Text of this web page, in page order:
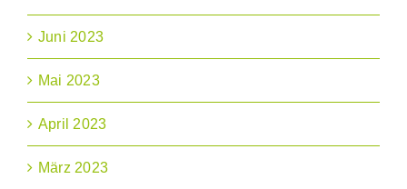
Juni 2023
Mai 2023
April 2023
März 2023